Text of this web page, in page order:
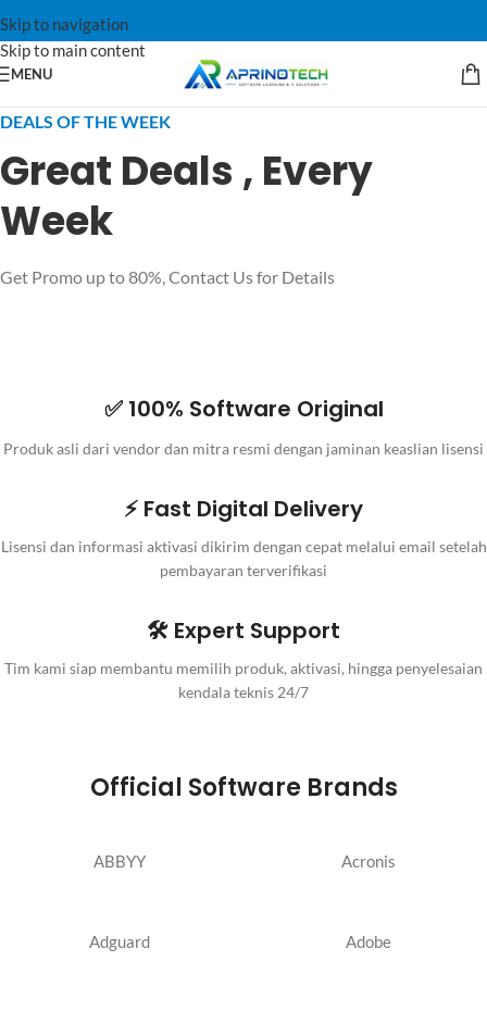
Skip to navigation
Skip to main content
MENU
DEALS OF THE WEEK
Great Deals , Every
Week
Get Promo up to 80%, Contact Us for Details
✅ 100% Software Original
Produk asli dari vendor dan mitra resmi dengan jaminan keaslian lisensi
⚡ Fast Digital Delivery
Lisensi dan informasi aktivasi dikirim dengan cepat melalui email setelah
pembayaran terverifikasi
🛠️ Expert Support
Tim kami siap membantu memilih produk, aktivasi, hingga penyelesaian
kendala teknis 24/7
Official Software Brands
ABBYY Acronis
Adguard Adobe